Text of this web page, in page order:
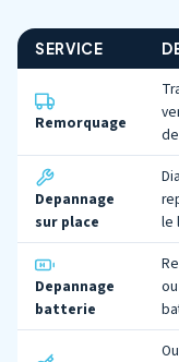
SERVICE
Remorquage
Depannage
sur place
le
Depannage
batterie